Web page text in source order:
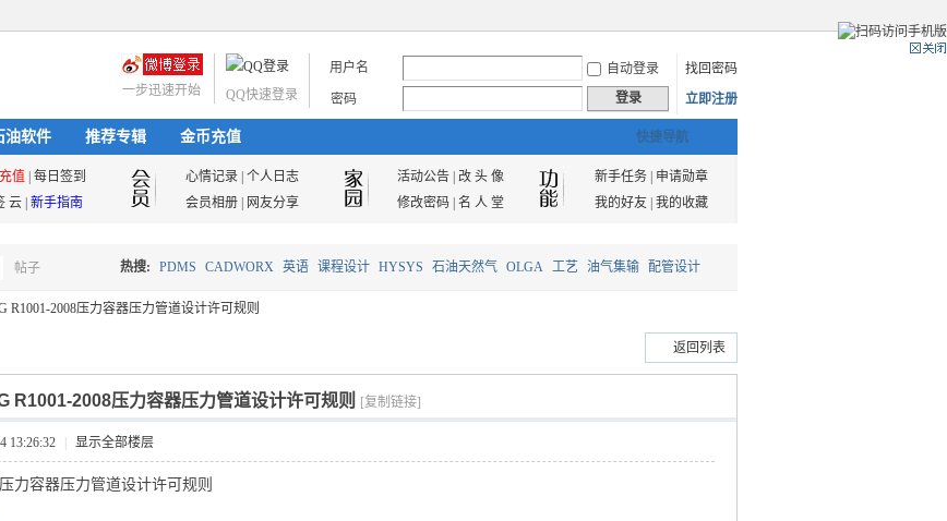
用户名 自动登录
找回密码
密码
登录 立即注册
QQ快速登录
一步迅速开始
快捷导航
油软件 推荐专辑 金币充值
值 每日签到 心情记录 个人日志 活动公告| 改 头 像 新手任务|
申请勋章
云 新手指南 会员相册 网友分享 修改密码| 名 人 堂 我的好友| 我的收藏
帖子
搜
索
热搜: PDMS CADWORX 英语 课程设计 HYSYS 石油天然气 OLGA 工艺 油气集输 配管设计
油气储运
R1001-2008压力容器压力管道设计许可规则
返回列表
R1001-2008压力容器压力管道设计许可规则 [复制链接]
13:26:32 显示全部楼层
力容器压力管道设计许可规则